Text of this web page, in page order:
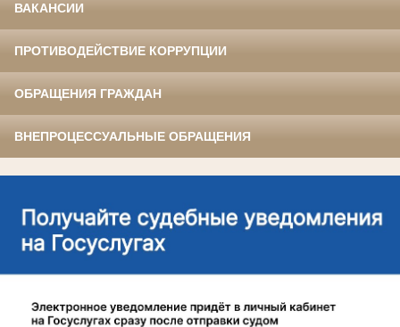
ВАКАНСИИ
ПРОТИВОДЕЙСТВИЕ КОРРУПЦИИ
ОБРАЩЕНИЯ ГРАЖДАН
ВНЕПРОЦЕССУАЛЬНЫЕ ОБРАЩЕНИЯ